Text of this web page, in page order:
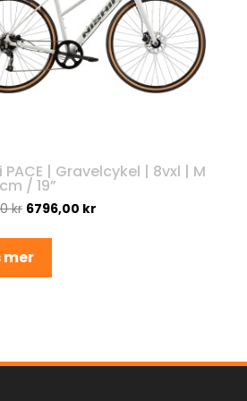
PACE | Gravelcykel | 8vxl | M
/ 19”
kr 6796,00 kr
mer